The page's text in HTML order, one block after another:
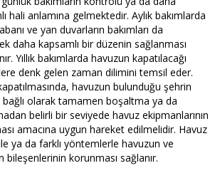
hali anlamına gelmektedir. Aylık bakımlarda
ve yan duvarların bakımları da
daha kapsamlı bir düzenin sağlanması
Yıllık bakımlarda havuzun kapatılacağı
denk gelen zaman dilimini temsil eder.
havuzun bulunduğu şehrin
olarak tamamen boşaltma ya da
belirli bir seviyede havuz ekipmanlarının
amacına uygun hareket edilmelidir. Havuz
ya da farklı yöntemlerle havuzun ve
bileşenlerinin korunması sağlanır.